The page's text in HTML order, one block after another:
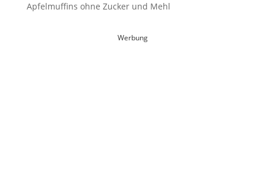
Apfelmuffins ohne Zucker und Mehl
Werbung